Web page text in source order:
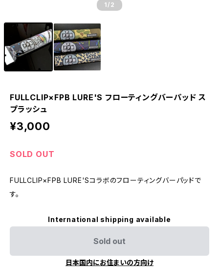
1 /2
FULLCLIP×FPB LURE'S フローティングバーパッド ス
プラッシュ
¥3,000
SOLD OUT
FULLCLIP×FPB LURE'Sコラボのフローティングバーパッドで
す。
International shipping available
Sold out
日本国内にお住まいの方向け